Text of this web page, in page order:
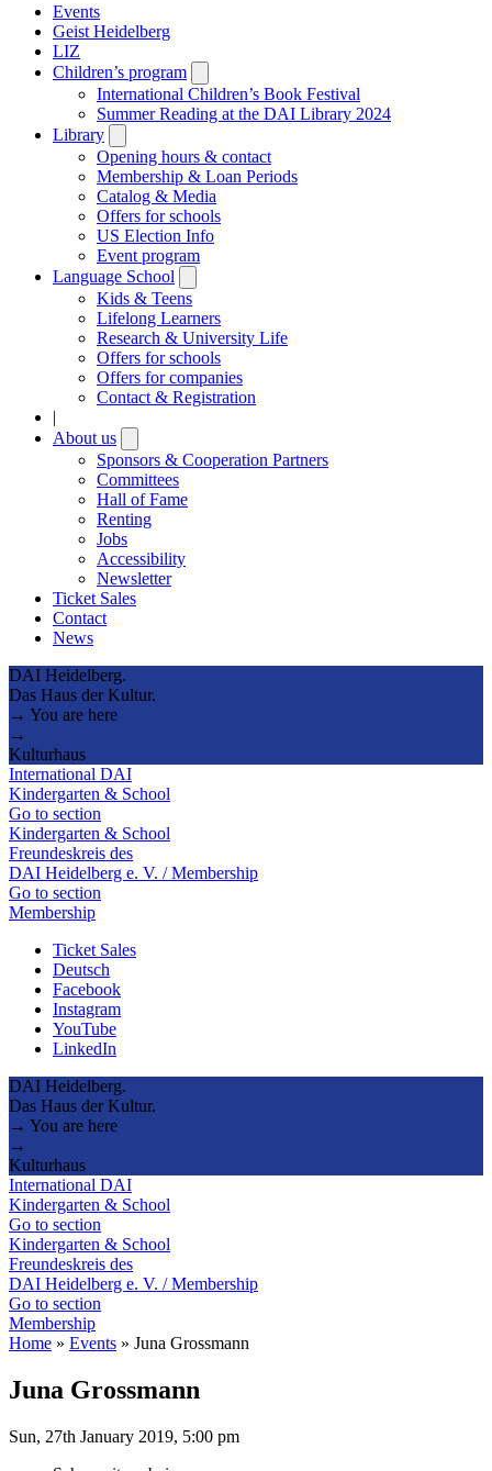
Events
Geist Heidelberg
LIZ
Children’s program
submenu
International Children’s Book Festival
Summer Reading at the DAI Library 2024
Library
submenu
Opening hours & contact
Membership & Loan Periods
Catalog & Media
Offers for schools
US Election Info
Event program
Language School
submenu
Kids & Teens
Lifelong Learners
Research & University Life
Offers for schools
Offers for companies
Contact & Registration
|
About us
submenu
Sponsors & Cooperation Partners
Committees
Hall of Fame
Renting
Jobs
Accessibility
Newsletter
Ticket Sales
Contact
News
DAI Heidelberg.
Das Haus der Kultur.
→ You are here
→
Kulturhaus
International DAI
Kindergarten & School
Go to section
Kindergarten & School
Freundeskreis des
DAI Heidelberg e. V. / Membership
Go to section
Membership
Ticket Sales
Deutsch
Facebook
Instagram
YouTube
LinkedIn
DAI Heidelberg.
Das Haus der Kultur.
→ You are here
→
Kulturhaus
International DAI
Kindergarten & School
Go to section
Kindergarten & School
Freundeskreis des
DAI Heidelberg e. V. / Membership
Go to section
Membership
Home » Events » Juna Grossmann
Juna Grossmann
Sun, 27th January 2019, 5:00 pm